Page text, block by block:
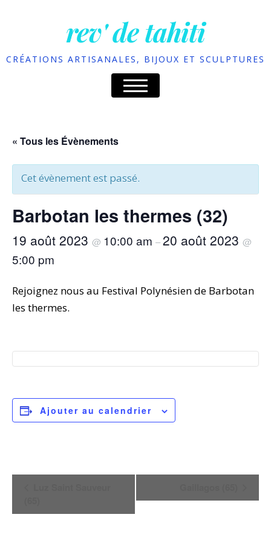
rev' de tahiti
CRÉATIONS ARTISANALES, BIJOUX ET SCULPTURES
« Tous les Évènements
Cet évènement est passé.
Barbotan les thermes (32)
19 août 2023 @ 10:00 am –20 août 2023 @
5:00 pm
Rejoignez nous au Festival Polynésien de Barbotan
les thermes.
Ajouter au calendrier
a